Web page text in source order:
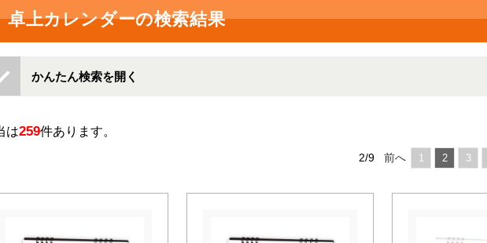
卓上カレンダーの検索結果
かんたん検索を開く
は259件あります。
2/9 前へ 1 2 3